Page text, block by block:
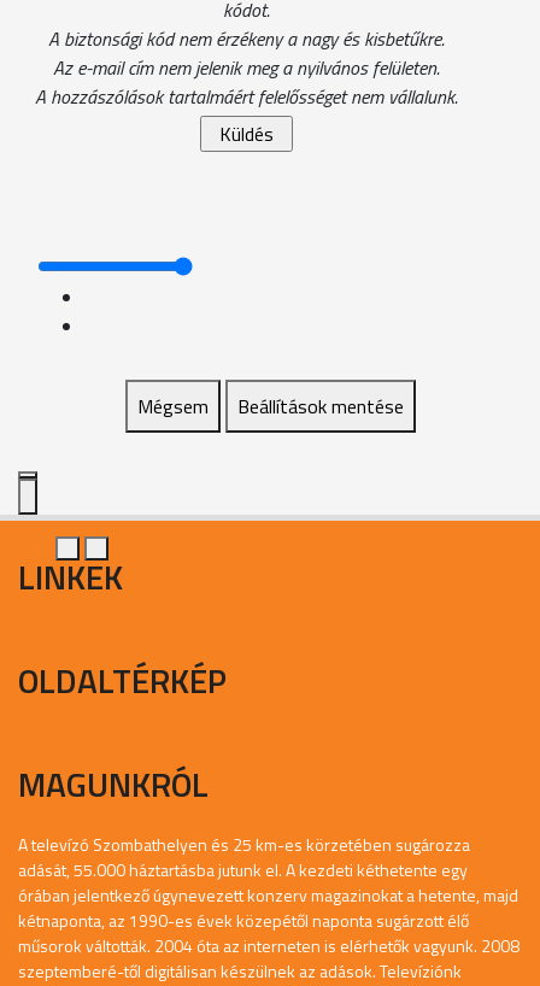
kódot.
A biztonsági kód nem érzékeny a nagy és kisbetűkre.
Az e-mail cím nem jelenik meg a nyilvános felületen.
A hozzászólások tartalmáért felelősséget nem vállalunk.
Mégsem Beállítások mentése
LINKEK
OLDALTÉRKÉP
MAGUNKRÓL
A televízó Szombathelyen és 25 km-es körzetében sugározza
adását, 55.000 háztartásba jutunk el. A kezdeti kéthetente egy
órában jelentkező úgynevezett konzerv magazinokat a hetente, majd
kétnaponta, az 1990-es évek közepétől naponta sugárzott élő
műsorok váltották. 2004 óta az interneten is elérhetők vagyunk. 2008
szeptemberé-től digitálisan készülnek az adások. Televíziónk